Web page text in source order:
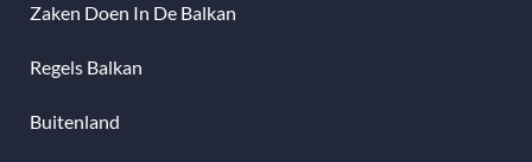
Zaken Doen In De Balkan
Regels Balkan
Buitenland